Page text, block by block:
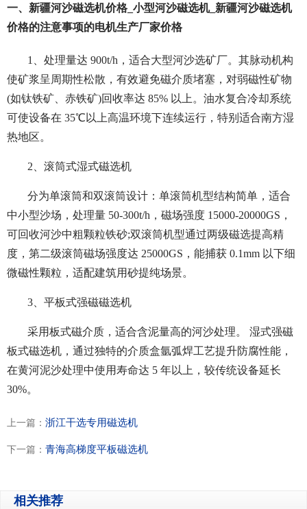
一、新疆河沙磁选机价格_小型河沙磁选机_新疆河沙磁选机
价格的注意事项的电机生产厂家价格
1、 处理量达 900t/h，适合大型河沙选矿厂。其脉动机构
使矿浆呈周期性松散，有效避免磁介质堵塞，对弱磁性矿物
(如钛铁矿、赤铁矿)回收率达 85% 以上。油水复合冷却系统
可使设备在 35℃以上高温环境下连续运行，特别适合南方湿
热地区。
2、滚筒式湿式磁选机
分为单滚筒和双滚筒设计：单滚筒机型结构简单，适合
中小型沙场，处理量 50-300t/h，磁场强度 15000-20000GS，
可回收河沙中粗颗粒铁砂;双滚筒机型通过两级磁选提高精
度，第二级滚筒磁场强度达 25000GS，能捕获 0.1mm 以下细
微磁性颗粒，适配建筑用砂提纯场景。
3、平板式强磁磁选机
采用板式磁介质，适合含泥量高的河沙处理。 湿式强磁
板式磁选机，通过独特的介质盒氩弧焊工艺提升防腐性能，
在黄河泥沙处理中使用寿命达 5 年以上，较传统设备延长
30%。
上一篇： 浙江干选专用磁选机
下一篇： 青海高梯度平板磁选机
相关推荐